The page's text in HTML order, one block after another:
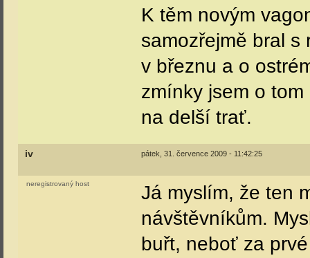
K těm novým
samozřejmě bral s
v březnu a o
zmínky jsem o
na delší trať.
iv pátek, 31. července 2009 - 11:42:25
neregistrovaný host
Já myslím, že ten
návštěvníkům.
buřt, neboť za